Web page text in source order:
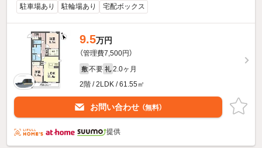
駐車場あり 駐輪場あり 宅配ボックス
9.5万円
（管理費7,500円）
敷 不要 礼 2.0ヶ月
2階 / 2LDK / 61.55㎡
お問い合わせ （無料）
提供